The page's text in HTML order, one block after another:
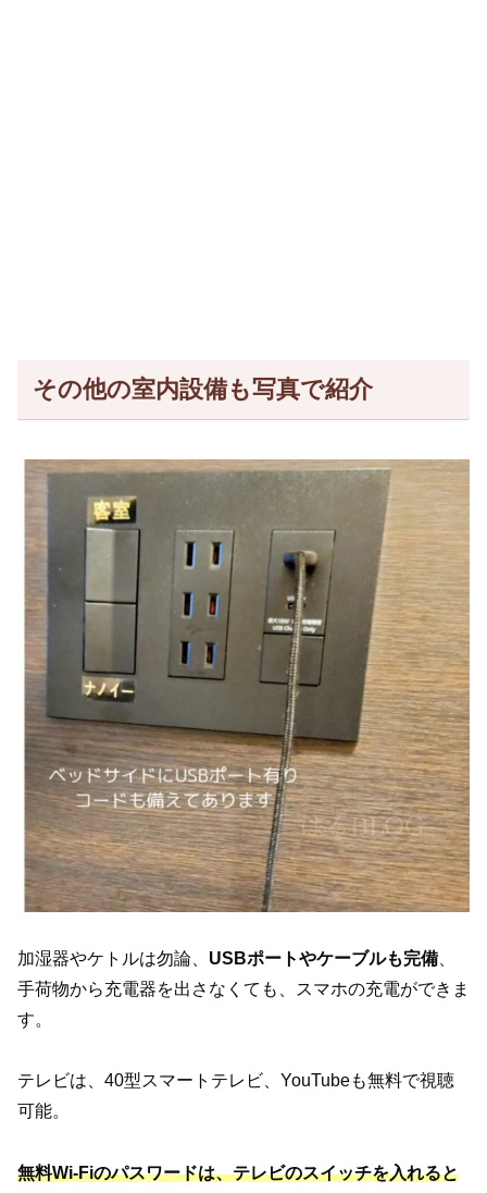
その他の室内設備も写真で紹介
加湿器やケトルは勿論、 USBポートやケーブルも完備
手荷物から充電器を出さなくても、スマホの充電ができま
す。
テレビは、40型スマートテレビ、YouTubeも無料で視聴
可能。
無料Wi-Fiのパスワードは、テレビのスイッチを入れると